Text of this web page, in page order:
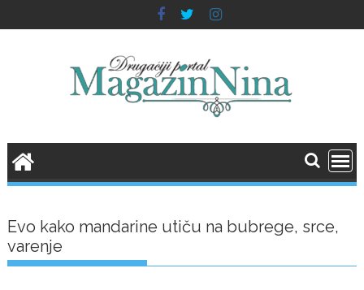
to
Evo kako mandarine utiču na bubrege, srce,
varenje